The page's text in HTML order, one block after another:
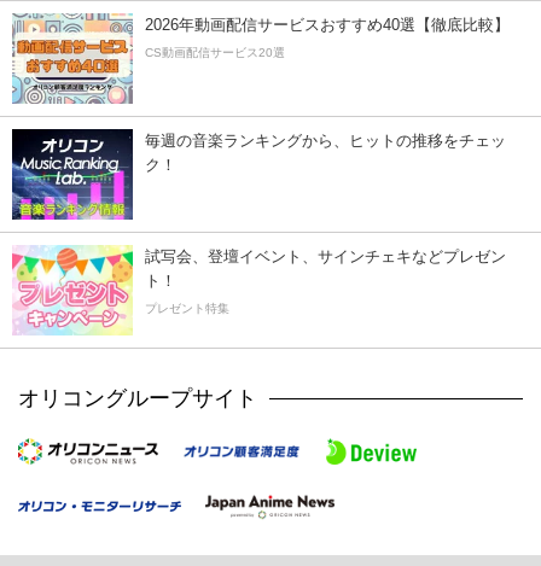
2026年動画配信サービスおすすめ40選【徹底比較】
CS動画配信サービス20選
毎週の音楽ランキングから、ヒットの推移をチェッ
ク！
試写会、登壇イベント、サインチェキなどプレゼン
ト！
プレゼント特集
オリコングループサイト